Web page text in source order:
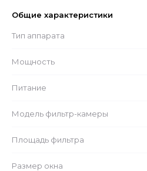
Общие характеристики
Тип аппарата
Мощность
Питание
Модель фильтр-камеры
Площадь фильтра
Размер окна